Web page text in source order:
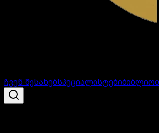
ჩვენ შესახებსპეციალისტები